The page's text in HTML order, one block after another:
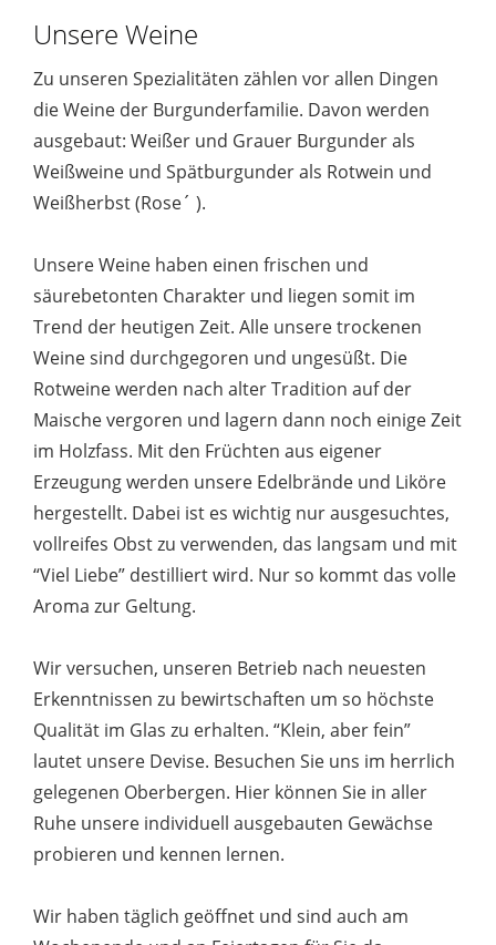
Unsere Weine
Zu unseren Spezialitäten zählen vor allen Dingen
die Weine der Burgunderfamilie. Davon werden
ausgebaut: Weißer und Grauer Burgunder als
Weißweine und Spätburgunder als Rotwein und
Weißherbst (Rose´ ).
Unsere Weine haben einen frischen und
säurebetonten Charakter und liegen somit im
Trend der heutigen Zeit. Alle unsere trockenen
Weine sind durchgegoren und ungesüßt. Die
Rotweine werden nach alter Tradition auf der
Maische vergoren und lagern dann noch einige Zeit
im Holzfass. Mit den Früchten aus eigener
Erzeugung werden unsere Edelbrände und Liköre
hergestellt. Dabei ist es wichtig nur ausgesuchtes,
vollreifes Obst zu verwenden, das langsam und mit
“Viel Liebe” destilliert wird. Nur so kommt das volle
Aroma zur Geltung.
Wir versuchen, unseren Betrieb nach neuesten
Erkenntnissen zu bewirtschaften um so höchste
Qualität im Glas zu erhalten. “Klein, aber fein”
lautet unsere Devise. Besuchen Sie uns im herrlich
gelegenen Oberbergen. Hier können Sie in aller
Ruhe unsere individuell ausgebauten Gewächse
probieren und kennen lernen.
Wir haben täglich geöffnet und sind auch am